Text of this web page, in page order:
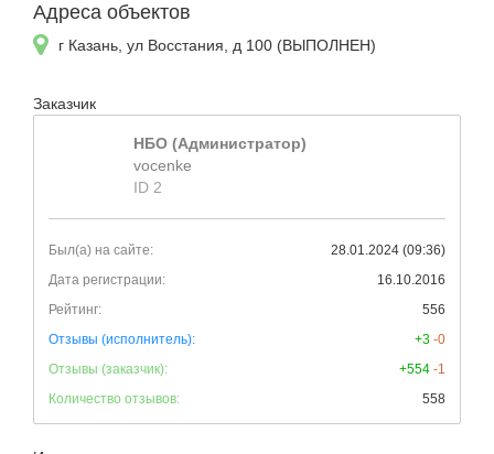
Адреса объектов
г Казань, ул Восстания, д 100 (ВЫПОЛНЕН)
Заказчик
НБО (Администратор)
vocenke
ID 2
Был(а) на сайте:
28.01.2024 (09:36)
Дата регистрации:
16.10.2016
Рейтинг:
556
Отзывы (исполнитель):
+3 -0
Отзывы (заказчик):
+554 -1
Количество отзывов:
558